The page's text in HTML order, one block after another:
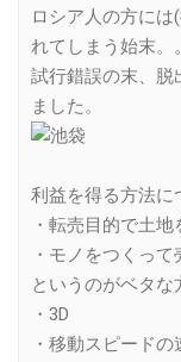
ロシア人の方に
れてしまう始末。
試行錯誤の末、脱
ました。
利益を得る方法に
・転売目的で土
・モノをつくって
というのがベタな
・3D
・移動スピードの